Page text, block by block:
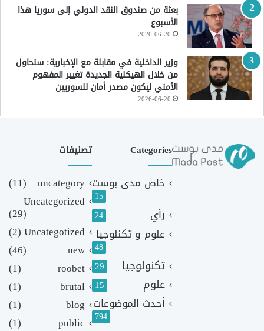
بعثة من صندوق النقد الدولي إلى سوريا هذا
الأسبوع
2026-06-20
وزير الداخلية في مقابلة مع الإخبارية: سنحاول
من خلال الهيكلية الجديدة تغيير المفهوم
الأمني ليكون مصدر أمان للسوريين
2026-06-20
Categories
خاص مدى بوست
15
رأي 24
علوم و تكنلوجيا
48
تكنولوجيا 29
علوم 15
أحدث الموضوعات
794
تصنيفات
uncategory
(11)
Uncategorized
(29)
Uncategotized
(2)
new
(46)
roobet
(1)
brutal
(1)
blog
(1)
public
(1)